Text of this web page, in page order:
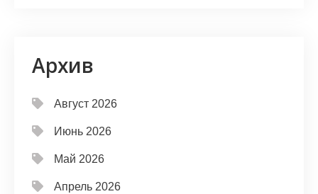
Архив
Август 2026
Июнь 2026
Май 2026
Апрель 2026